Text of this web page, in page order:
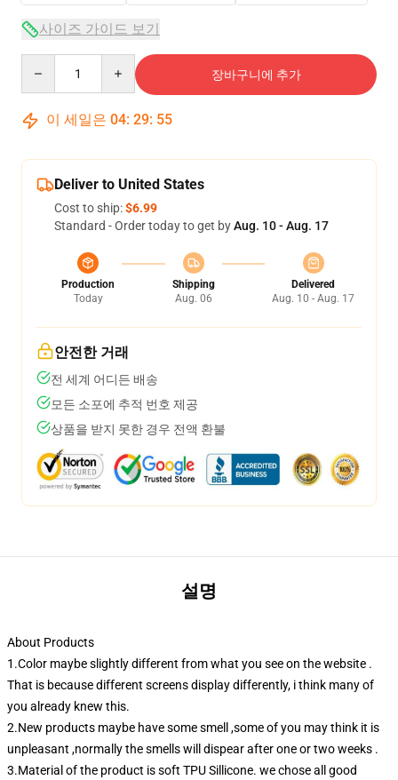
사이즈 가이드 보기
장바구니에 추가
이 세일은 04: 29: 54
Deliver to United States
Cost to ship:$6.99
Standard - Order today to get byAug. 10 - Aug. 17
Production
Today
Shipping
Aug. 06
Delivered
Aug. 10 - Aug. 17
안전한 거래
전 세계 어디든 배송
모든 소포에 추적 번호 제공
상품을 받지 못한 경우 전액 환불
설명
About Products
1.Color maybe slightly different from what you see on the website .
That is because different screens display differently, i think many of
you already knew this.
2.New products maybe have some smell ,some of you may think it is
unpleasant ,normally the smells will dispear after one or two weeks .
3.Material of the product is soft TPU Sillicone. we chose all good